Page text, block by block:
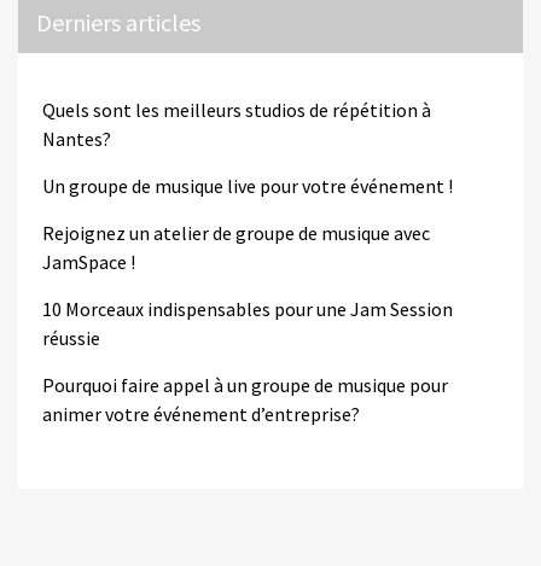
Derniers articles
Quels sont les meilleurs studios de répétition à
Nantes?
Un groupe de musique live pour votre événement !
Rejoignez un atelier de groupe de musique avec
JamSpace !
10 Morceaux indispensables pour une Jam Session
réussie
Pourquoi faire appel à un groupe de musique pour
animer votre événement d’entreprise?